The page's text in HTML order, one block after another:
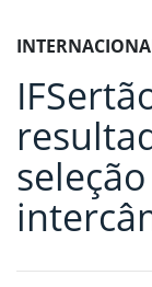
Fim da
Início do